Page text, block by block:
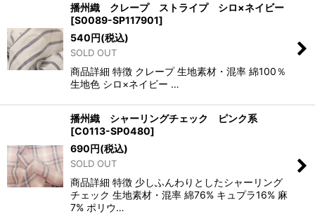
播州織 クレープ ストライプ シロ×ネイビー
[S0089-SP117901]
540円(税込)
SOLD OUT
商品詳細 特徴 クレープ 生地素材・混率 綿100％
生地色 シロ×ネイビー …
播州織 シャーリングチェック ピンク系
[C0113-SP0480]
690円(税込)
SOLD OUT
商品詳細 特徴 少しふんわりとしたシャーリング
チェック 生地素材・混率 綿76% キュプラ16% 麻
7% ポリウ…